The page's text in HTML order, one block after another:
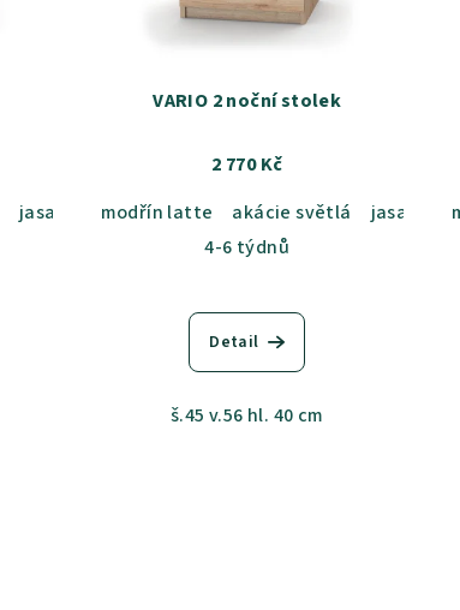
jasan šedý dub sametový dub kansas dub
VARIO 2 noční stolek
2 770 Kč
modřín latte
akácie světlá jasan
4-6 týdnů
Detail
š.45 v.56 hl. 40 cm